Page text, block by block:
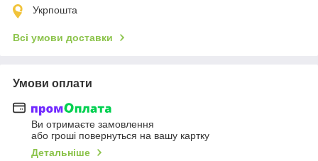
Укрпошта
Всі умови доставки
Умови оплати
Ви отримаєте замовлення
або гроші повернуться на вашу картку
Детальніше